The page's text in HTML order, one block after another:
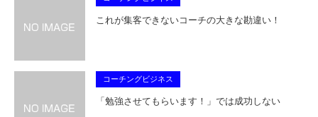
これが集客できないコーチの大きな勘違い！
コーチングビジネス
「勉強させてもらいます！」では成功しない